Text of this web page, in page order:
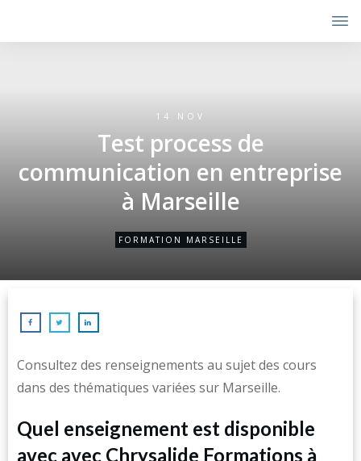
14 NOV
Test process de
communication en entreprise
à Marseille
FORMATION MARSEILLE
Consultez des renseignements au sujet des cours
dans des thématiques variées sur Marseille.
Quel enseignement est disponible
avec avec Chrysalide Formations à